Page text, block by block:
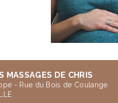
MASSAGES DE CHRIS
- Rue du Bois de Coulange